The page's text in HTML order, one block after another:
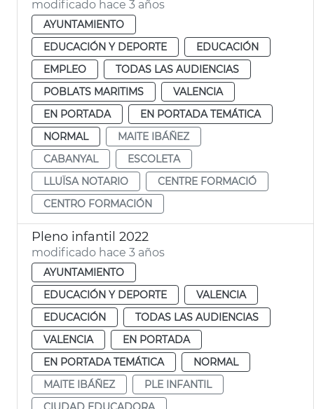
modificado hace 3 años
AYUNTAMIENTO
EDUCACIÓN Y DEPORTE
EDUCACIÓN
EMPLEO
TODAS LAS AUDIENCIAS
POBLATS MARITIMS
VALENCIA
EN PORTADA
EN PORTADA TEMÁTICA
NORMAL
MAITE IBÁÑEZ
CABANYAL
ESCOLETA
LLUÏSA NOTARIO
CENTRE FORMACIÓ
CENTRO FORMACIÓN
Pleno infantil 2022
modificado hace 3 años
AYUNTAMIENTO
EDUCACIÓN Y DEPORTE
VALENCIA
EDUCACIÓN
TODAS LAS AUDIENCIAS
VALENCIA
EN PORTADA
EN PORTADA TEMÁTICA
NORMAL
MAITE IBÁÑEZ
PLE INFANTIL